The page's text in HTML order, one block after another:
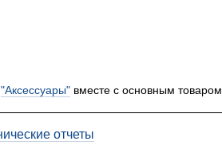
"Аксессуары" вместе с основным товаром.
отчеты